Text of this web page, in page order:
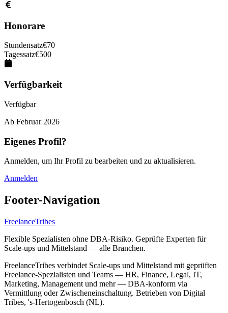
Honorare
Stundensatz€70
Tagessatz€500
Verfügbarkeit
Verfügbar
Ab Februar 2026
Eigenes Profil?
Anmelden, um Ihr Profil zu bearbeiten und zu aktualisieren.
Anmelden
Footer-Navigation
FreelanceTribes
Flexible Spezialisten ohne DBA-Risiko. Geprüfte Experten für
Scale-ups und Mittelstand — alle Branchen.
FreelanceTribes verbindet Scale-ups und Mittelstand mit geprüften
Freelance-Spezialisten und Teams — HR, Finance, Legal, IT,
Marketing, Management und mehr — DBA-konform via
Vermittlung oder Zwischeneinschaltung. Betrieben von Digital
Tribes, 's-Hertogenbosch (NL).